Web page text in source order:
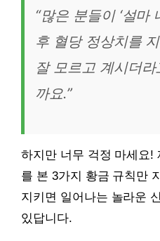
“많은 분들이 ‘설마
후 혈당 정상치를
잘 모르고 계시더
까요.”
하지만 너무 걱정 마세요!
를 본 3가지 황금 규칙만
지키면 일어나는 놀라운
있답니다.